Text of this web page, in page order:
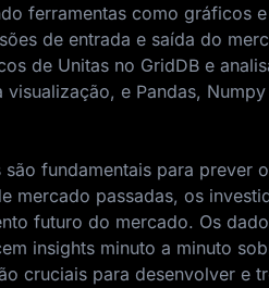
ferramentas como gráficos
de entrada e saída do
de Unitas no GridDB e
e Pandas,
fundamentais para prever
mercado passadas, os
futuro do mercado. Os
insights minuto a minuto
cruciais para desenvolver e